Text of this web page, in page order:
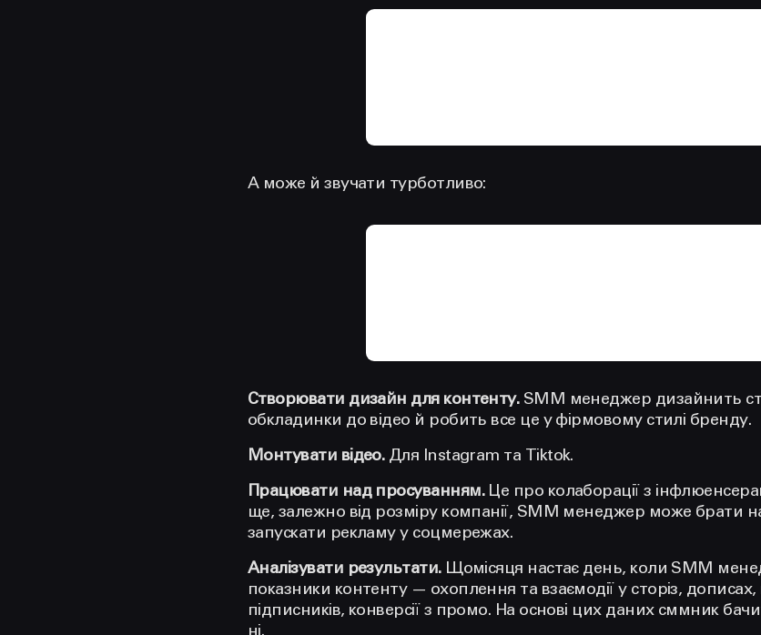
А може й звучати турботливо:
Створювати дизайн для контенту. SMM менеджер дизайнить
обкладинки до відео й робить все це у фірмовому стилі бренду.
Монтувати відео. Для Instagram та Tiktok.
Працювати над просуванням.Це про колаборації з
ще, залежно від розміру компанії, SMM менеджер може брати
запускати рекламу у соцмережах.
Аналізувати результати.Щомісяця настає день, коли SMM
показники контенту — охоплення та взаємодії у сторіз, дописах,
підписників, конверсії з промо. На основі цих даних сммник